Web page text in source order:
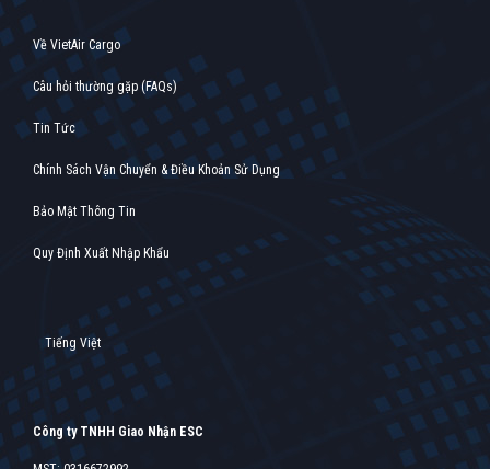
Về VietAir Cargo
Câu hỏi thường gặp (FAQs)
Tin Tức
Chính Sách Vận Chuyển & Điều Khoản Sử Dụng
Bảo Mật Thông Tin
Quy Định Xuất Nhập Khẩu
Tiếng Việt
Công ty TNHH Giao Nhận ESC